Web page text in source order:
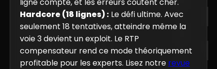
Hardcore (18 lignes) : Le défi ultime. Avec
seulement 18 tentatives, atteindre même la
voie 3 devient un exploit. Le RTP
compensateur rend ce mode théoriquement
profitable pour les experts. Lisez notre revue